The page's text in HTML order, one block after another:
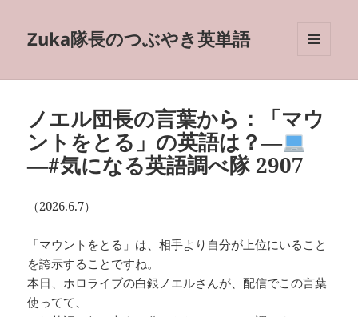
Zuka隊長のつぶやき英単語
ーとウ
ノエル団長の言葉から：「マウ
ントをとる」の英語は？―
―#気になる英語調べ隊 2907
（2026.6.7）
「マウントをとる」は、相手より自分が上位にいること
を誇示することですね。
本日、ホロライブの白銀ノエルさんが、配信でこの言葉
使ってて、